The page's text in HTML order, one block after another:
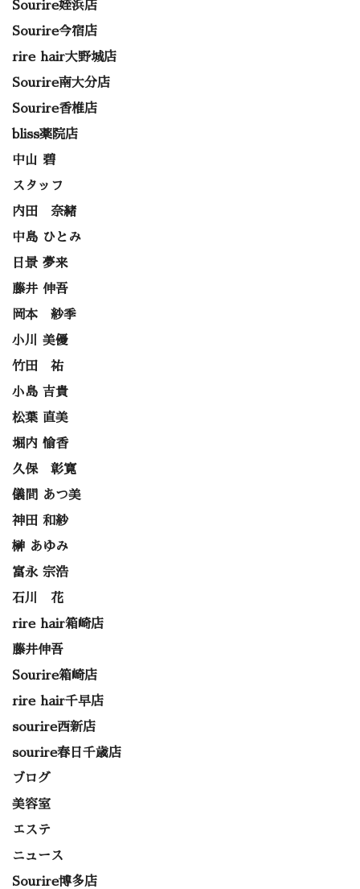
Sourire姪浜店
Sourire今宿店
rire hair大野城店
Sourire南大分店
Sourire香椎店
bliss薬院店
中山 碧
スタッフ
内田 奈緒
中島 ひとみ
日景 夢来
藤井 伸吾
岡本 紗季
小川 美優
竹田 祐
小島 吉貴
松葉 直美
堀内 愉香
久保 彰寛
儀間 あつ美
神田 和紗
榊 あゆみ
富永 宗浩
石川 花
rire hair箱崎店
藤井伸吾
Sourire箱崎店
rire hair千早店
sourire西新店
sourire春日千歳店
ブログ
美容室
エステ
ニュース
Sourire博多店